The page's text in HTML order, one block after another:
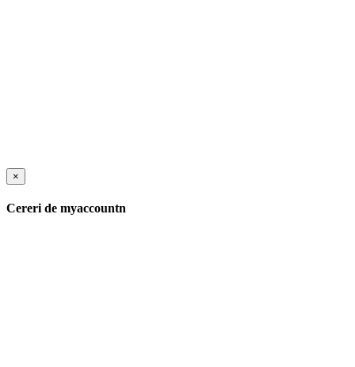
×
Cereri de myaccountn